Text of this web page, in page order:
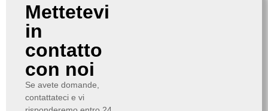
Mettetevi
in
contatto
con noi
Se avete domande,
contattateci e vi